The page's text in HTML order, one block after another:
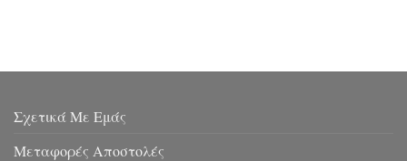
Σχετικά Με Εμάς
Μεταφορές Αποστολές